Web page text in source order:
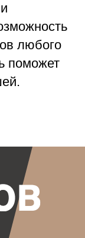
любого
поможет